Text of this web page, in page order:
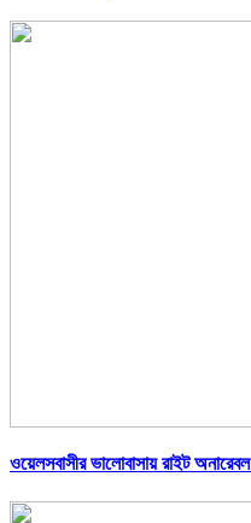
ওয়েলসবাসীর ভালোবাসায় রাইট